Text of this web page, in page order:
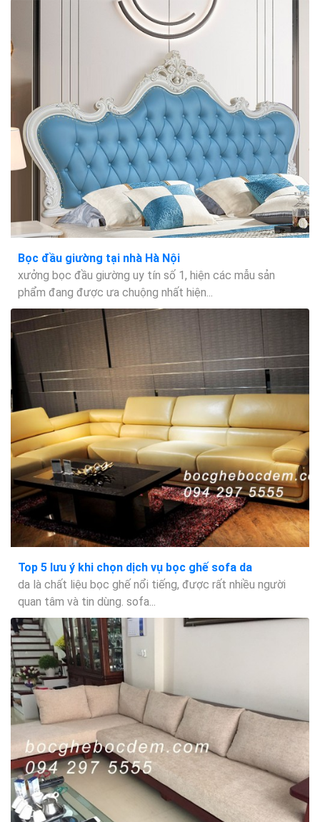
Bọc đầu giường tại nhà Hà Nội
xưởng bọc đầu giường uy tín số 1, hiện các mẫu sản
phẩm đang được ưa chuộng nhất hiện...
Top 5 lưu ý khi chọn dịch vụ bọc ghế sofa da
da là chất liệu bọc ghế nổi tiếng, được rất nhiều người
quan tâm và tin dùng. sofa...